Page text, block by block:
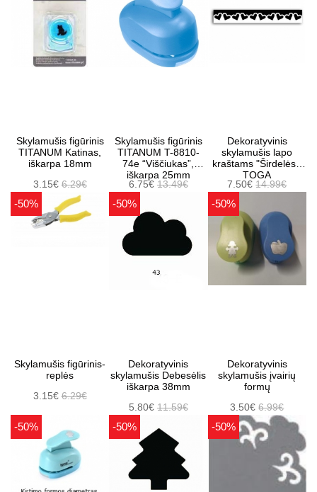
Skylamušis figūrinis
TITANUM Katinas,
iškarpa 18mm
3.15€6.29€
Skylamušis figūrinis
TITANUM T-8810-
74e “Viščiukas”,
iškarpa 25mm
6.75€ 13.49€
Dekoratyvinis
skylamušis lapo
kraštams "Širdelės",
TOGA
7.50€14.99€
-50%
Skylamušis figūrinis-
replės
3.15€6.29€
-50%
Dekoratyvinis
skylamušis Debesėlis
iškarpa 38mm
5.80€ 11.59€
-50%
Dekoratyvinis
skylamušis įvairių
formų
3.50€6.99€
-50% -50% -50%